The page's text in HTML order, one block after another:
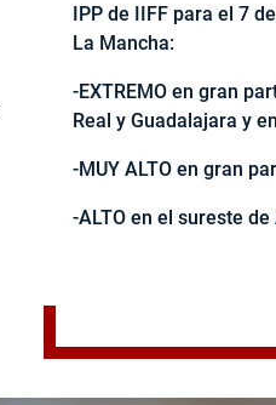
IPP de IIFF para el 7
La Mancha:
-EXTREMO en gran
Real y Guadalajara y
-MUY ALTO en gran
-ALTO en el sureste